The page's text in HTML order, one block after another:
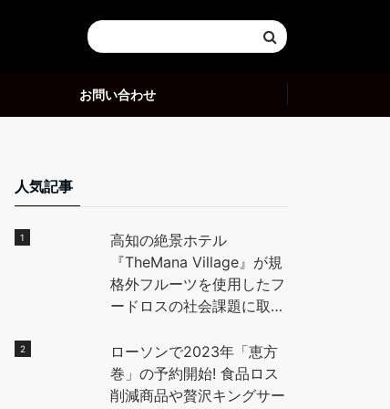
お問い合わせ
人気記事
高知の絶景ホテル
『TheMana Village』が規
格外フルーツを使用したフ
ードロスの社会課題に取り
夏」を使用したデザートを
地元高校生と開発し、全国
に魅力を発信。 – PR
ローソンで2023年「恵方
巻」の予約開始! 食品ロス
削減商品や贅沢キングサー